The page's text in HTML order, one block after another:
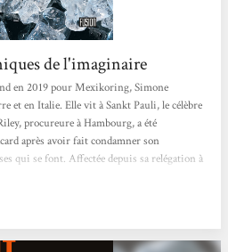
de l'imaginaire
en 2019 pour Mexikoring, Simone
et en Italie. Elle vit à Sankt Pauli, le célèbre
procureure à Hambourg, a été
après avoir fait condamner son
qui se font. Affectée depuis sa relégation à
été roué de coups par...